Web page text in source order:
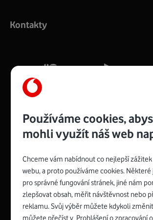
silný signál pro celou domácnost.
Více o COMPAL CH7465VF
Zyxel VMG8623-T50B:
Rozměry modemu jsou 16 x 22 x 7,5 cm
a nabízí 4 gigabitové LAN porty a
Spojte se s
Kontakty
Používáme cookies,
mohli využít náš web
Chceme vám nabídnout co nejlepší zážitek
webu, a proto používáme cookies.
pro správné fungování stránek, jiné nám
zlepšovat obsah, měřit návštěvnost nebo
reklamu. Svůj výběr můžete kdykoli
můžete přečíst v Prohlášení o zpracování